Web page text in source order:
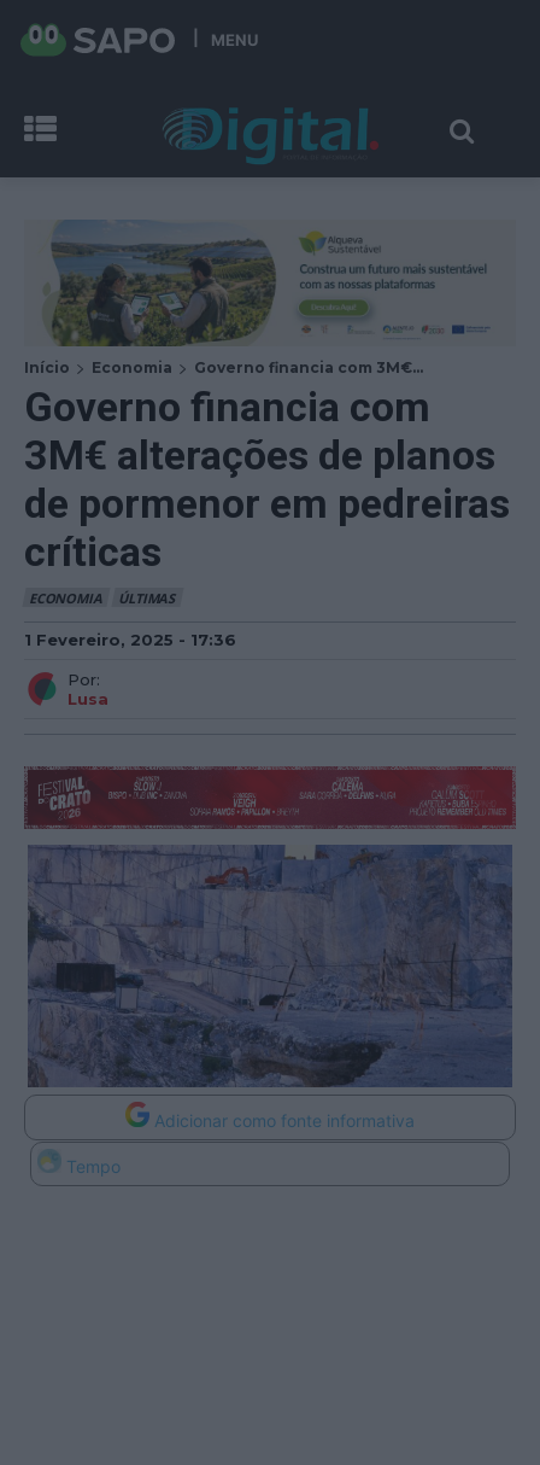
MENU
Início Economia Governo financia com 3M€...
Governo financia com
3M€ alterações de planos
de pormenor em pedreiras
críticas
ECONOMIA ÚLTIMAS
1 Fevereiro, 2025 - 17:36
Por:
Lusa
Adicionar como fonte informativa
Tempo